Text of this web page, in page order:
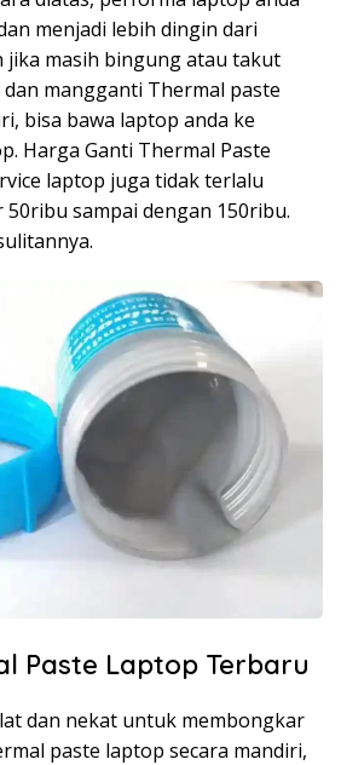
menjadi lebih dingin dari
jika masih bingung atau takut
mangganti Thermal paste
bisa bawa laptop anda ke
Harga Ganti Thermal Paste
laptop juga tidak terlalu
sampai dengan 150ribu.
Paste Laptop Terbaru
dan nekat untuk membongkar
paste laptop secara mandiri,